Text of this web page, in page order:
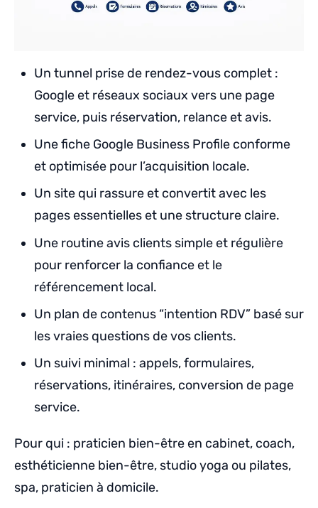
Un tunnel prise de rendez-vous complet :
Google et réseaux sociaux vers une page
service, puis réservation, relance et avis.
Une fiche Google Business Profile conforme
et optimisée pour l’acquisition locale.
Un site qui rassure et convertit avec les
pages essentielles et une structure claire.
Une routine avis clients simple et régulière
pour renforcer la confiance et le
référencement local.
Un plan de contenus “intention RDV” basé sur
les vraies questions de vos clients.
Un suivi minimal : appels, formulaires,
réservations, itinéraires, conversion de page
service.
Pour qui : praticien bien-être en cabinet, coach,
esthéticienne bien-être, studio yoga ou pilates,
spa, praticien à domicile.